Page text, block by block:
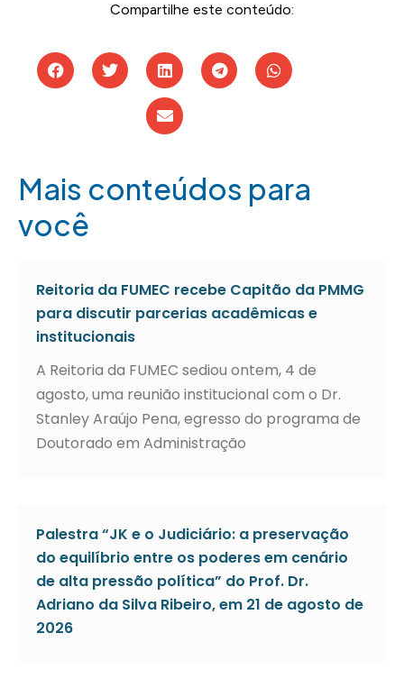
Compartilhe este conteúdo:
Mais conteúdos para
você
Reitoria da FUMEC recebe Capitão da PMMG
para discutir parcerias acadêmicas e
institucionais
A Reitoria da FUMEC sediou ontem, 4 de
agosto, uma reunião institucional com o Dr.
Stanley Araújo Pena, egresso do programa de
Doutorado em Administração
Palestra “JK e o Judiciário: a preservação
do equilíbrio entre os poderes em cenário
de alta pressão política” do Prof. Dr.
Adriano da Silva Ribeiro, em 21 de agosto de
2026